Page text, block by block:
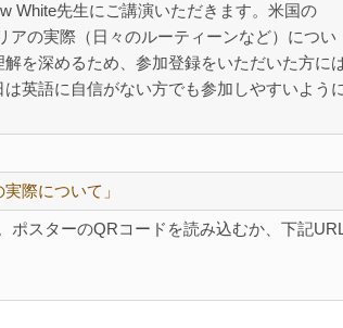
White先生にご講演いただきます。米国の
アの実際（日々のルーティーンなど）につい
を深めるため、参加登録をいただいた方に
英語に自信がない方でも参加しやすいよう
際について」
ポスターのQRコードを読み込むか、下記